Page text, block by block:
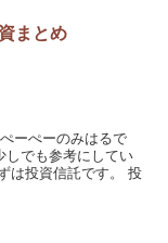
まとめ
ーぺーのみはるで
しでも参考にしてい
は投資信託です。 投